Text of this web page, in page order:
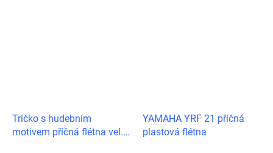
Tričko s hudebním
motivem příčná flétna vel.
YAMAHA YRF 21 příčná
plastová flétna